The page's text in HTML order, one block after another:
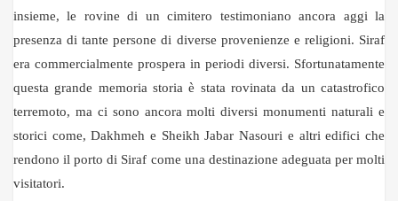
insieme, le rovine di un cimitero testimoniano ancora aggi la
presenza di tante persone di diverse provenienze e religioni. Siraf
era commercialmente prospera in periodi diversi. Sfortunatamente
questa grande memoria storia è stata rovinata da un catastrofico
terremoto, ma ci sono ancora molti diversi monumenti naturali e
storici come, Dakhmeh e Sheikh Jabar Nasouri e altri edifici che
rendono il porto di Siraf come una destinazione adeguata per molti
visitatori.